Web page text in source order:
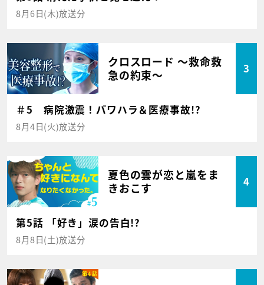
8月6日(木)放送分
クロスロード ～救命救
急の約束～
3
＃5 病院激震！パワハラ＆医療事故!?
8月4日(火)放送分
夏色の雲が恋と嵐をま
きおこす
4
第5話 「好き」涙の告白!?
8月8日(土)放送分